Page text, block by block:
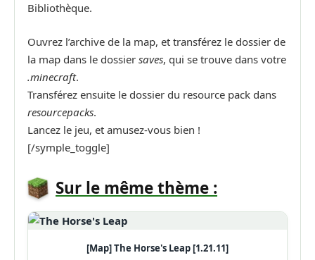
Bibliothèque.
Ouvrez l’archive de la map, et transférez le dossier de
la map dans le dossier saves, qui se trouve dans votre
.minecraft.
Transférez ensuite le dossier du resource pack dans
resourcepacks.
Lancez le jeu, et amusez-vous bien !
[/symple_toggle]
Sur le même thème :
[Map] The Horse's Leap [1.21.11]